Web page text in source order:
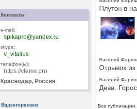
Контакты
e-mail:
spikapro@yandex.ru
skype:
v_vitalius
телефон(ы):
https://vteme.pro
Краснодар, Россия
Видеогороскоп
Плутон в
Василий
Отрывок из
Василий
Дева.
Все публикации...